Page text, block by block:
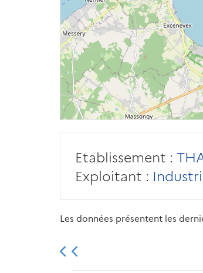
Etablissement :
Exploitant :
Les données présentent les